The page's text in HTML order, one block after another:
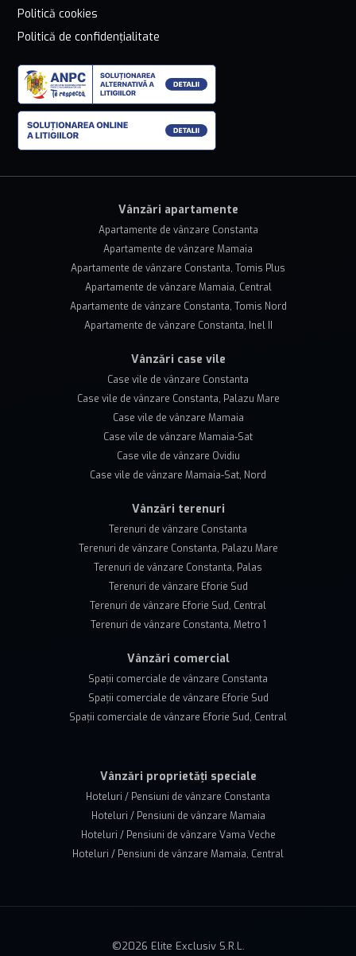
Politică cookies
Politică de confidențialitate
Vânzări apartamente
Apartamente de vânzare Constanta
Apartamente de vânzare Mamaia
Apartamente de vânzare Constanta, Tomis Plus
Apartamente de vânzare Mamaia, Central
Apartamente de vânzare Constanta, Tomis Nord
Apartamente de vânzare Constanta, Inel II
Vânzări case vile
Case vile de vânzare Constanta
Case vile de vânzare Constanta, Palazu Mare
Case vile de vânzare Mamaia
Case vile de vânzare Mamaia-Sat
Case vile de vânzare Ovidiu
Case vile de vânzare Mamaia-Sat, Nord
Vânzări terenuri
Terenuri de vânzare Constanta
Terenuri de vânzare Constanta, Palazu Mare
Terenuri de vânzare Constanta, Palas
Terenuri de vânzare Eforie Sud
Terenuri de vânzare Eforie Sud, Central
Terenuri de vânzare Constanta, Metro 1
Vânzări comercial
Spații comerciale de vânzare Constanta
Spații comerciale de vânzare Eforie Sud
Spații comerciale de vânzare Eforie Sud, Central
Vânzări proprietăți speciale
Hoteluri / Pensiuni de vânzare Constanta
Hoteluri / Pensiuni de vânzare Mamaia
Hoteluri / Pensiuni de vânzare Vama Veche
Hoteluri / Pensiuni de vânzare Mamaia, Central
©2026 Elite Exclusiv S.R.L.